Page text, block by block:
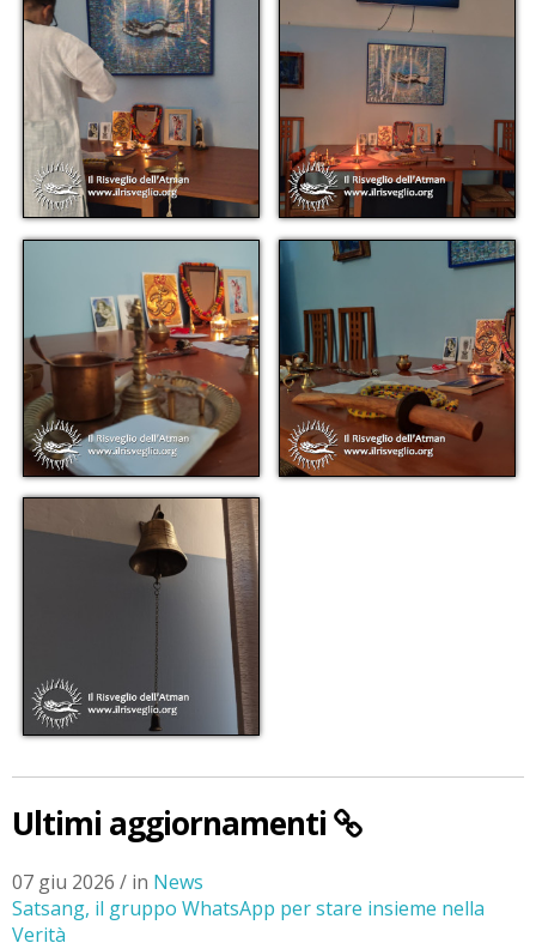
Ultimi aggiornamenti
07 giu 2026 / in News
Satsang, il gruppo WhatsApp per stare insieme nella
Verità